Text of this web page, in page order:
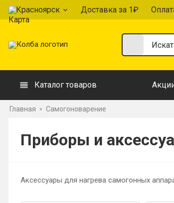
Красноярск Доставка за 1₽
Каталог товаров
Главная » Самогоноварение
Приборы и
Аксессуары для нагрева самогонных